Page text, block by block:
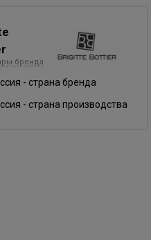
бренда
- страна бренда
- страна производства